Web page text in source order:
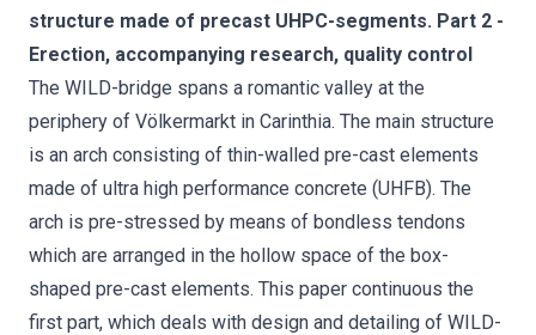
structure made of precast UHPC-segments. Part 2 -
Erection, accompanying research, quality control
The WILD-bridge spans a romantic valley at the
periphery of Völkermarkt in Carinthia. The main structure
is an arch consisting of thin-walled pre-cast elements
made of ultra high performance concrete (UHFB). The
arch is pre-stressed by means of bondless tendons
which are arranged in the hollow space of the box-
shaped pre-cast elements. This paper continuous the
first part, which deals with design and detailing of WILD-